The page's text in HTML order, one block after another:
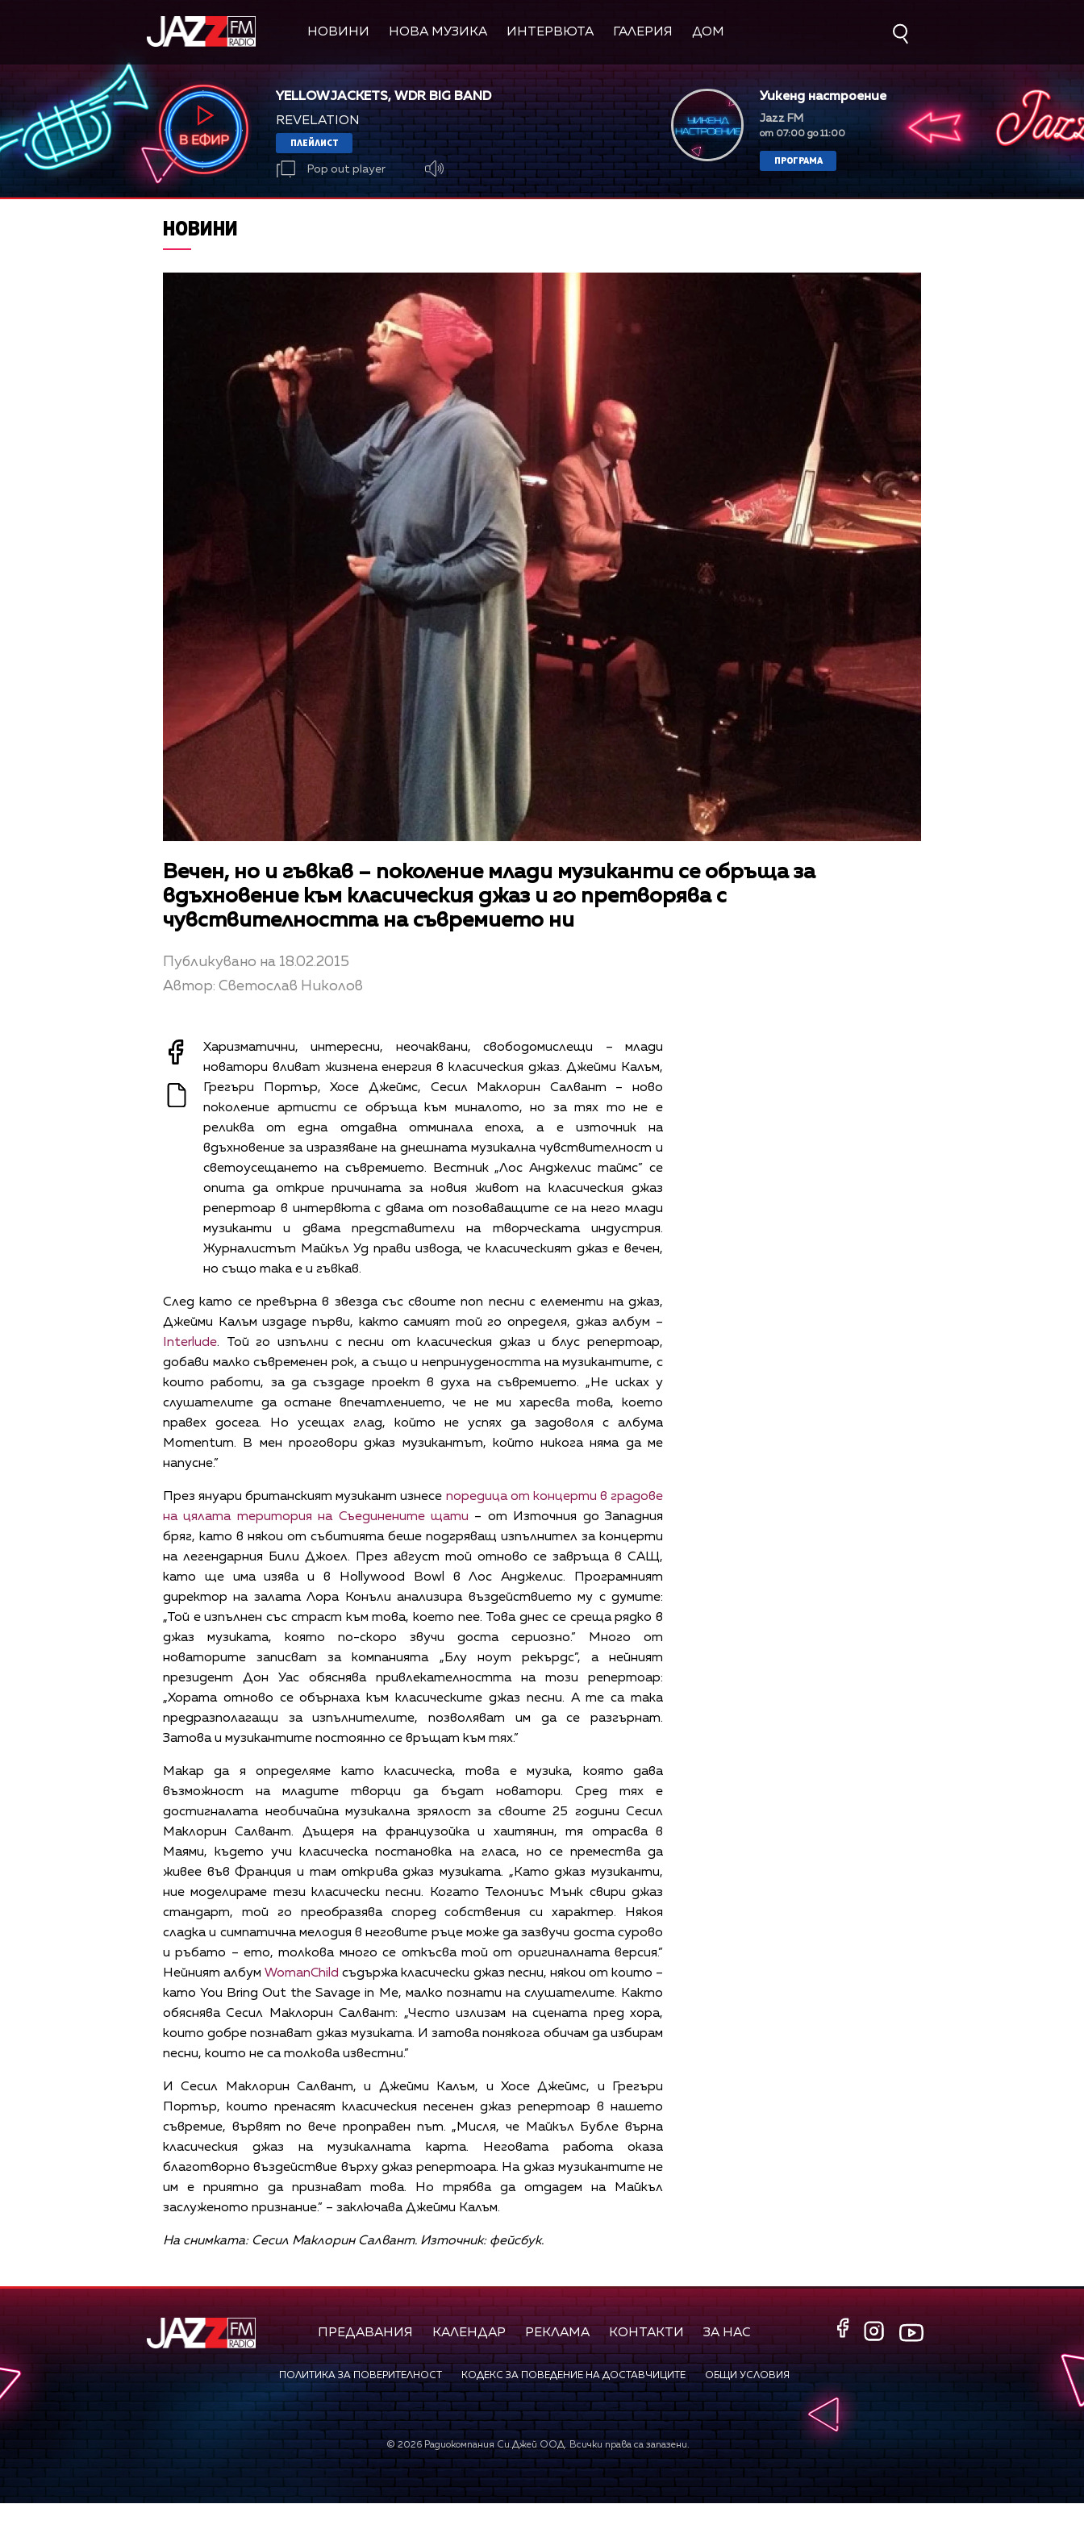
НОВИНИ НОВА МУЗИКА ИНТЕРВЮТА ГАЛЕРИЯ ДОМ
YELLOWJACKETS, WDR BIG BAND
REVELATION
ПЛЕЙЛИСТ
Pop out player
Уикенд настроение
Jazz FM
от 07:00 до 11:00
ПРОГРАМА
НОВИНИ
Вечен, но и гъвкав – поколение млади музиканти се обръща за
вдъхновение към класическия джаз и го претворява с
чувствителността на съвремието ни
Публикувано на 18.02.2015
Автор: Светослав Николов
Харизматични, интересни, неочаквани, свободомислещи – млади
новатори вливат жизнена енергия в класическия джаз. Джейми Калъм,
Грегъри Портър, Хосе Джеймс, Сесил Маклорин Салвант – ново
поколение артисти се обръща към миналото, но за тях то не е
реликва от една отдавна отминала епоха, а e източник на
вдъхновение за изразяване на днешната музикална чувствителност и
светоусещането на съвремието. Вестник „Лос Анджелис таймс” се
опита да открие причината за новия живот на класическия джаз
репертоар в интервюта с двама от позоваващите се на него млади
музиканти и двама представители на творческата индустрия.
Журналистът Майкъл Уд прави извода, че класическият джаз е вечен,
но също така е и гъвкав.
След като се превърна в звезда със своите поп песни с елементи на джаз,
Джейми Калъм издаде първи, както самият той го определя, джаз албум –
Interlude. Той го изпълни с песни от класическия джаз и блус репертоар,
добави малко съвременен рок, а също и непринудеността на музикантите, с
които работи, за да създаде проект в духа на съвремието. „Не исках у
слушателите да остане впечатлението, че не ми харесва това, което
правех досега. Но усещах глад, който не успях да задоволя с албума
Momentum. В мен проговори джаз музикантът, който никога няма да ме
напусне.”
През януари британският музикант изнесе поредица от концерти в градове
на цялата територия на Съединените щати – от Източния до Западния
бряг, като в някои от събитията беше подгряващ изпълнител за концерти
на легендарния Били Джоел. През август той отново се завръща в САЩ,
като ще има изява и в Hollywood Bowl в Лос Анджелис. Програмният
директор на залата Лора Конъли анализира въздействието му с думите:
„Той е изпълнен със страст към това, което пее. Това днес се среща рядко в
джаз музиката, която по-скоро звучи доста сериозно.” Много от
новаторите записват за компанията „Блу ноут рекърдс”, а нейният
президент Дон Уас обяснява привлекателността на този репертоар:
„Хората отново се обърнаха към класическите джаз песни. А те са така
предразполагащи за изпълнителите, позволяват им да се разгърнат.
Затова и музикантите постоянно се връщат към тях.”
Макар да я определяме като класическа, това е музика, която дава
възможност на младите творци да бъдат новатори. Сред тях е
достигналата необичайна музикална зрялост за своите 25 години Сесил
Маклорин Салвант. Дъщеря на французойка и хаитянин, тя отрасва в
Маями, където учи класическа постановка на гласа, но се премества да
живее във Франция и там открива джаз музиката. „Като джаз музиканти,
ние моделираме тези класически песни. Когато Телониъс Мънк свири джаз
стандарт, той го преобразява според собствения си характер. Някоя
сладка и симпатична мелодия в неговите ръце може да зазвучи доста сурово
и ръбато – ето, толкова много се откъсва той от оригиналната версия.”
Нейният албумWomanChild съдържа класически джаз песни, някои от които –
като You Bring Out the Savage in Me, малко познати на слушателите. Както
обяснява Сесил Маклорин Салвант: „Често излизам на сцената пред хора,
които добре познават джаз музиката. И затова понякога обичам да избирам
песни, които не са толкова известни.”
И Сесил Маклорин Салвант, и Джейми Калъм, и Хосе Джеймс, и Грегъри
Портър, които пренасят класическия песенен джаз репертоар в нашето
съвремие, вървят по вече проправен път. „Мисля, че Майкъл Бубле върна
класическия джаз на музикалната карта. Неговата работа оказа
благотворно въздействие върху джаз репертоара. На джаз музикантите не
им е приятно да признават това. Но трябва да отдадем на Майкъл
заслуженото признание.” – заключава Джейми Калъм.
На снимката: Сесил Маклорин Салвант. Източник: фейсбук.
ПРЕДАВАНИЯ КАЛЕНДАР РЕКЛАМА КОНТАКТИ ЗА НАС
ПОЛИТИКА ЗА ПОВЕРИТЕЛНОСТ КОДЕКС ЗА ПОВЕДЕНИЕ НА ДОСТАВЧИЦИТЕ ОБЩИ УСЛОВИЯ
©2026 Радиокомпания Си.Джей ООД. Всички права са запазени.